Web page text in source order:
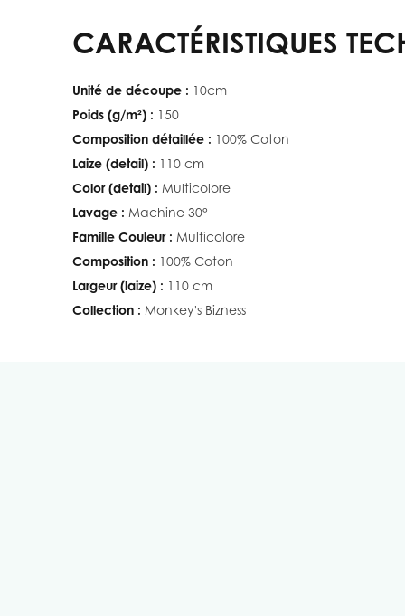
CARACTÉRISTIQUES
Unité de découpe : 10cm
Poids (g/m²) : 150
Composition détaillée : 100% Coton
Laize (detail) : 110 cm
Color (detail) : Multicolore
Lavage : Machine 30°
Famille Couleur : Multicolore
Composition : 100% Coton
Largeur (laize) : 110 cm
Collection : Monkey's Bizness